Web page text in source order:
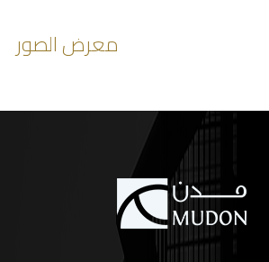
معرض الصور